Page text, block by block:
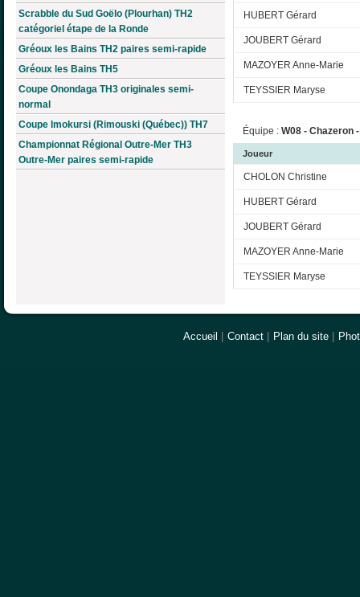
Scrabble du Sud Goëlo (Plourhan) TH2
catégoriel étape de la Ronde
Gréoux les Bains TH2 paires semi-rapide
Gréoux les Bains TH5
Coupe Onondaga TH3 originales semi-
normal
Coupe Imokursi (Rimouski (Québec)) TH7
Championnat Régional Outre-Mer TH3
Outre-Mer paires semi-rapide
HUBERT Gérard
JOUBERT Gérard
MAZOYER Anne-Marie
TEYSSIER Maryse
Équipe : W08 - Chazeron
Joueur
CHOLON Christine
HUBERT Gérard
JOUBERT Gérard
MAZOYER Anne-Marie
TEYSSIER Maryse
Accueil Contact Plan du site